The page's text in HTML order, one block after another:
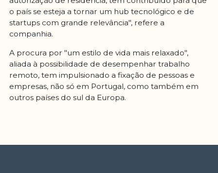
o país se esteja a tornar um hub tecnológico e de
startups com grande relevância", refere a
companhia.
A procura por "um estilo de vida mais relaxado",
aliada à possibilidade de desempenhar trabalho
remoto, tem impulsionado a fixação de pessoas e
empresas, não só em Portugal, como também em
outros países do sul da Europa.